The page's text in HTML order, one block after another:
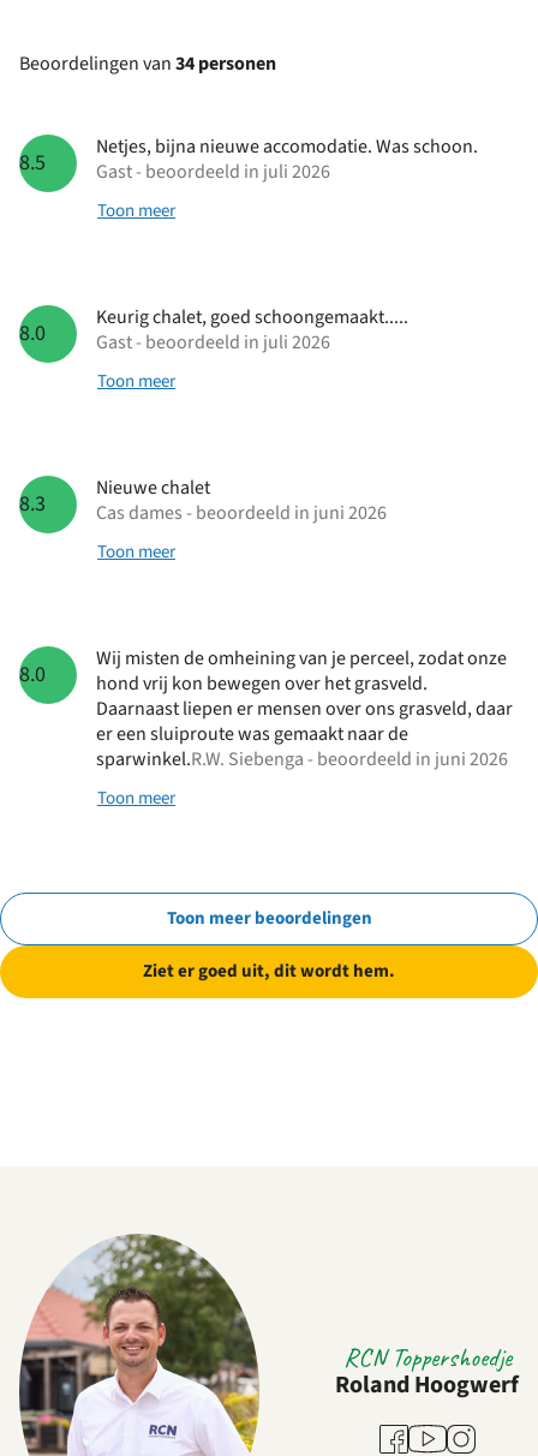
Beoordelingen van34 personen
8.5
Netjes, bijna nieuwe accomodatie. Was schoon.
Gast - beoordeeld in juli 2026
Toon meer
8.0
Keurig chalet, goed schoongemaakt.....
Gast - beoordeeld in juli 2026
Toon meer
8.3
Nieuwe chalet
Cas dames - beoordeeld in juni 2026
Toon meer
8.0
Wij misten de omheining van je perceel, zodat onze
hond vrij kon bewegen over het grasveld.
Daarnaast liepen er mensen over ons grasveld, daar
er een sluiproute was gemaakt naar de
sparwinkel.R.W. Siebenga - beoordeeld in juni 2026
Toon meer
Toon meer beoordelingen
Ziet er goed uit, dit wordt hem.
RCN Toppershoedje
Roland Hoogwerf
Facebook
YoutubeInstagram